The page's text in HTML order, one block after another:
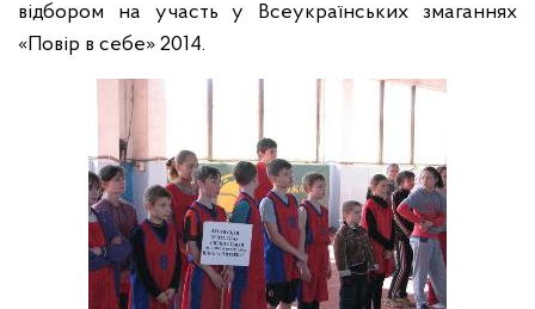
відбором на участь у Всеукраїнських змаганнях
«Повір в себе» 2014.